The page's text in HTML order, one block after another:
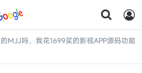
MJJ吗，我花1699买的影视APP源码功能